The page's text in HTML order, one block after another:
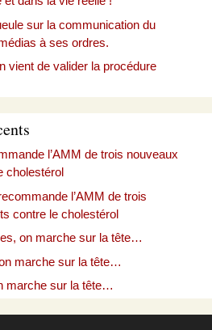
sur la communication du
à ses ordres.
vient de valider la procédure
l’AMM de trois nouveaux
cholestérol
l’AMM de trois
contre le cholestérol
on marche sur la tête…
marche sur la tête…
marche sur la tête…